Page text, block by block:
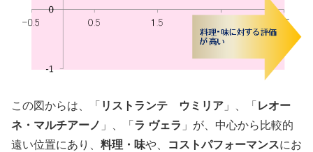
この図からは、「 リストランテ ウミリア 」、「 レオー
ネ・マルチアーノ 」、「 ラ ヴェラ 」が、中心から比較的
遠い位置にあり、 料理・味や、 コストパフォーマンスにお